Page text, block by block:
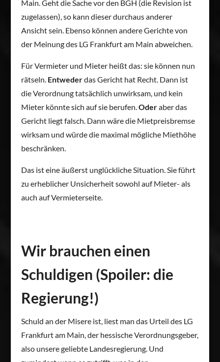
Main. Geht die Sache vor den BGH (die Revision ist
zugelassen), so kann dieser durchaus anderer
Ansicht sein. Ebenso können andere Gerichte von
der Meinung des LG Frankfurt am Main abweichen.
Für Vermieter und Mieter heißt das: sie können nun
rätseln. Entwederdas Gericht hat Recht. Dann ist
die Verordnung tatsächlich unwirksam, und kein
Mieter könnte sich auf sie berufen. Oderaber das
Gericht liegt falsch. Dann wäre die Mietpreisbremse
wirksam und würde die maximal mögliche Miethöhe
beschränken.
Das ist eine äußerst unglückliche Situation. Sie führt
zu erheblicher Unsicherheit sowohl auf Mieter- als
auch auf Vermieterseite.
Wir brauchen einen
Schuldigen (Spoiler: die
Regierung!)
Schuld an der Misere ist, liest man das Urteil des LG
Frankfurt am Main, der hessische Verordnungsgeber,
also unsere geliebte Landesregierung. Und